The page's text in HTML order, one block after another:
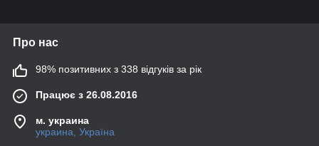
Про нас
98% позитивних з 338 відгуків за рік
Працює з 26.08.2016
м. украина
украина, Україна